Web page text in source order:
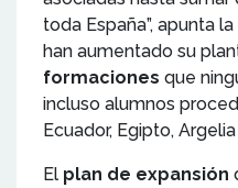
toda España”, apunta
han aumentado su
formaciones que
incluso alumnos
Ecuador, Egipto,
El plan de expansión